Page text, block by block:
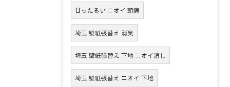
甘ったるい ニオイ 頭痛
埼玉 壁紙張替え 消臭
埼玉 壁紙張替え 下地 ニオイ消し
埼玉 壁紙張替え ニオイ 下地